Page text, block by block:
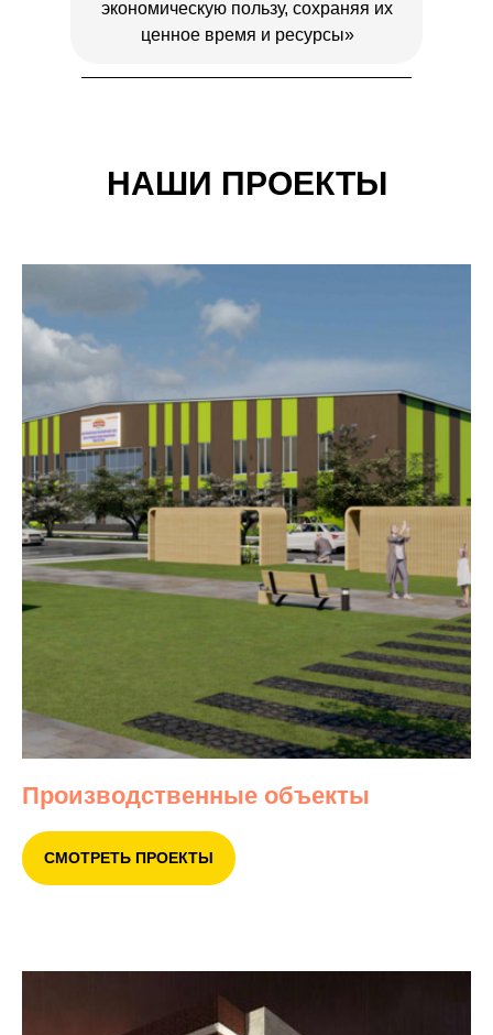
экономическую пользу, сохраняя их
ценное время и ресурсы»
НАШИ ПРОЕКТЫ
Производственные объекты
СМОТРЕТЬ ПРОЕКТЫ